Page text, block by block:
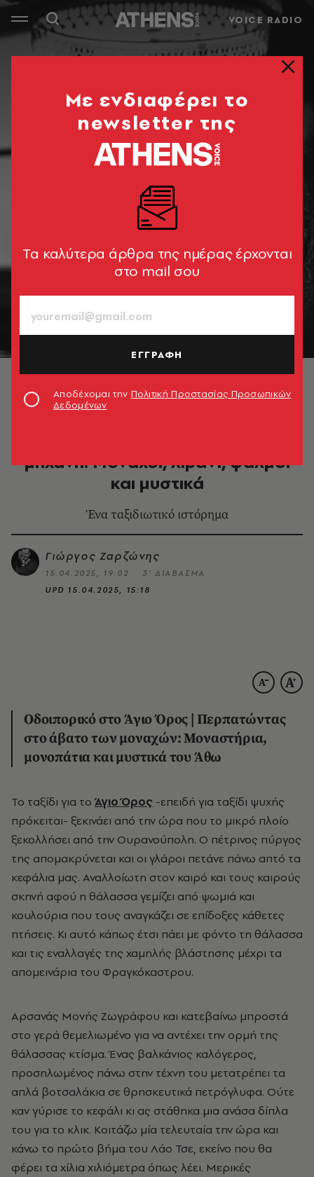
VOICE RADIO
© Γιώργος Ζαρζώνης
μηχανή: Μοναχοί, λιβάνι, ψαλμοί
και μυστικά
Ένα ταξιδιωτικό ιστόρημα
Γιώργος Ζαρζώνης
15.04.2025, 19:02
3’ ΔΙΑΒΑΣΜΑ
UPD 15.04.2025, 15:18
Οδοιπορικό στο Άγιο Όρος | Περπατώντας
στο άβατο των μοναχών: Μοναστήρια,
μονοπάτια και μυστικά του Άθω
Το ταξίδι για το Άγιο Όρος -επειδή για ταξίδι ψυχής
πρόκειται- ξεκινάει από την ώρα που το μικρό πλοίο
ξεκολλήσει από την Ουρανούπολη. Ο πέτρινος πύργος
της απομακρύνεται και οι γλάροι πετάνε πάνω απτό τα
κεφάλια μας. Αναλλοίωτη στον καιρό και τους καιρούς
σκηνή αφού η θάλασσα γεμίζει από ψωμιά και
κουλούρια που τους αναγκάζει σε επίδοξες κάθετες
πτήσεις. Κι αυτό κάπως έτσι πάει με φόντο τη θάλασσα
και τις εναλλαγές της χαμηλής βλάστησης μέχρι τα
απομεινάρια του Φραγκόκαστρου.
Αρσανάς Μονής Ζωγράφου και κατεβαίνω μπροστά
στο γερά θεμελιωμένο για να αντέχει την ορμή της
θάλασσας κτίσμα. Ένας βαλκάνιος καλόγερος,
προσηλωμένος πάνω στην τέχνη του μετατρέπει τα
απλά βοτσαλάκια σε θρησκευτικά πετρόγλυφα. Ούτε
καν γύρισε το κεφάλι κι ας στάθηκα μια ανάσα δίπλα
του για το κλικ. Κοιτάζω μία τελευταία την ώρα και
κάνω το πρώτο βήμα του Λάο Τσε, εκείνο που θα
φέρει τα χίλια χιλιόμετρα όπως λέει. Μερικές
Mε ενδιαφέρει το
newsletter της
Tα καλύτερα άρθρα της ημέρας έρχονται
στο mail σου
ΕΓΓΡΑΦΗ
Αποδέχομαι την Πολιτική Προστασίας Προσωπικών
Δεδομένων